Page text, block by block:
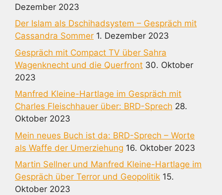
Dezember 2023
Der Islam als Dschihadsystem – Gespräch mit
Cassandra Sommer 1. Dezember 2023
Gespräch mit Compact TV über Sahra
Wagenknecht und die Querfront 30. Oktober
2023
Manfred Kleine-Hartlage im Gespräch mit
Charles Fleischhauer über: BRD-Sprech 28.
Oktober 2023
Mein neues Buch ist da: BRD-Sprech – Worte
als Waffe der Umerziehung 16. Oktober 2023
Martin Sellner und Manfred Kleine-Hartlage im
Gespräch über Terror und Geopolitik 15.
Oktober 2023